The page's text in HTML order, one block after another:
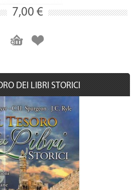
7,00 €
DEI LIBRI STORICI